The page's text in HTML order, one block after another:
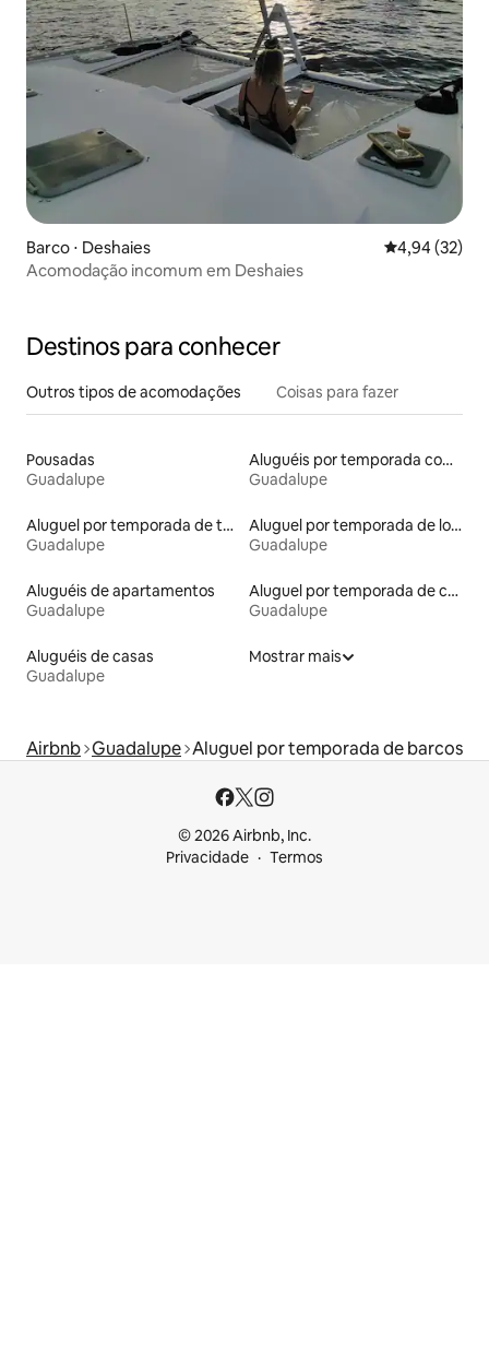
Barco ⋅ Deshaies 4,94 de uma
4,94 (32)
Acomodação incomum em Deshaies
Destinos para conhecer
Outros tipos de acomodações Coisas para fazer
Pousadas
Guadalupe
Aluguéis por temporada com suítes privativas
Guadalupe
Aluguel por temporada de townhouses
Guadalupe
Aluguel por temporada de lofts
Guadalupe
Aluguéis de apartamentos
Guadalupe
Aluguel por temporada de casas de hóspedes
Guadalupe
Aluguéis de casas
Guadalupe
Mostrar mais
Airbnb Guadalupe Aluguel por temporada de barcos
© 2026 Airbnb, Inc.
Privacidade
Termos